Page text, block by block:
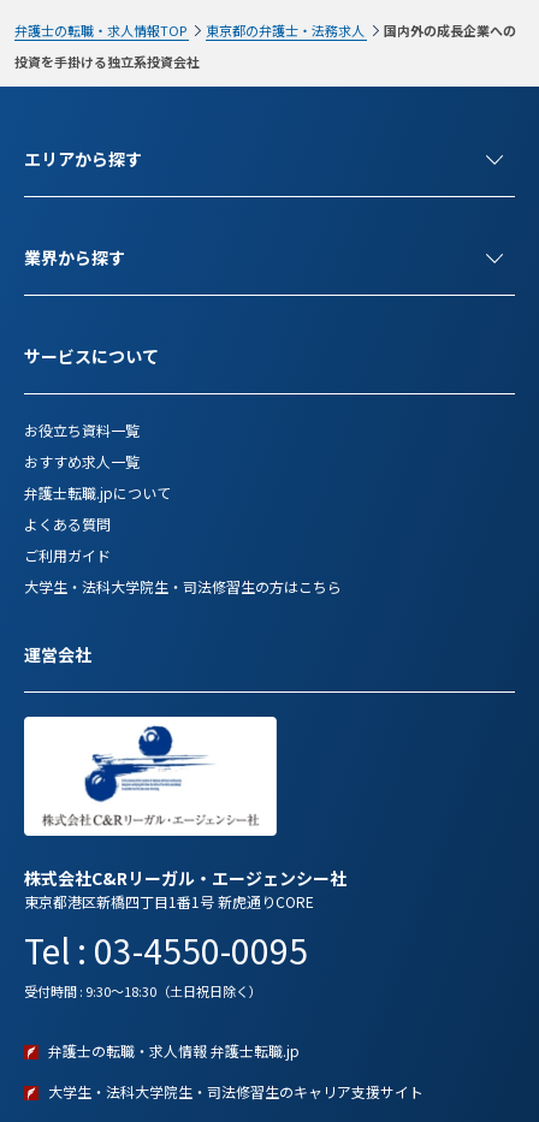
弁護士の転職・求人情報TOP 東京都の弁護士・法務求人
国内外の成長企業への
投資を手掛ける独立系投資会社
エリアから探す
業界から探す
サービスについて
お役立ち資料一覧
おすすめ求人一覧
弁護士転職.jpについて
よくある質問
ご利用ガイド
大学生・法科大学院生・司法修習生の方はこちら
運営会社
株式会社C&Rリーガル・エージェンシー社
東京都港区新橋四丁目1番1号 新虎通りCORE
Tel : 03-4550-0095
受付時間 : 9:30～18:30（土日祝日除く）
弁護士の転職・求人情報 弁護士転職.jp
大学生・法科大学院生・司法修習生のキャリア支援サイト